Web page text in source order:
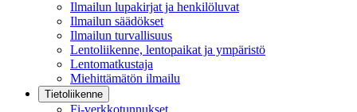
Ilmailun lupakirjat ja henkilöluvat
Ilmailun säädökset
Ilmailun turvallisuus
Lentoliikenne, lentopaikat ja ympäristö
Lentomatkustaja
Miehittämätön ilmailu
Tietoliikenne
Fi-verkkotunnukset